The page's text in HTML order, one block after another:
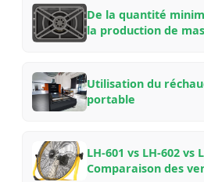
2026
De la quantité
la production de
guide d'initié
Utilisation du
portable
LH-601 vs LH-602 vs
Comparaison des